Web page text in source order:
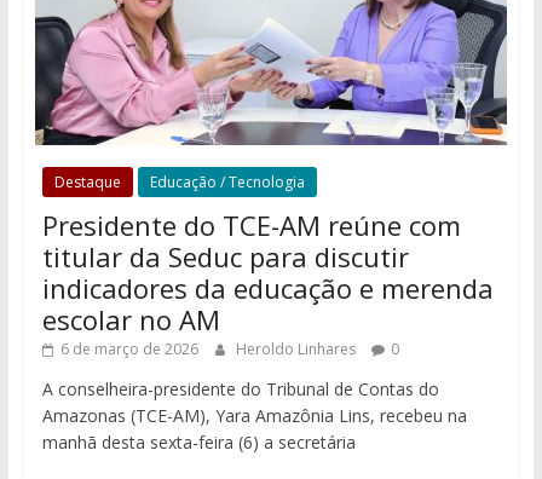
Destaque Educação / Tecnologia
Presidente do TCE-AM reúne com
titular da Seduc para discutir
indicadores da educação e merenda
escolar no AM
6 de março de 2026 Heroldo Linhares 0
A conselheira-presidente do Tribunal de Contas do
Amazonas (TCE-AM), Yara Amazônia Lins, recebeu na
manhã desta sexta-feira (6) a secretária